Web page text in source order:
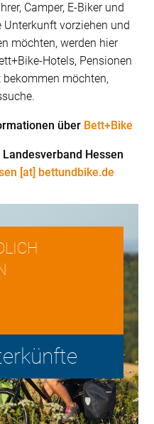
Camper, E-Biker und
Unterkunft vorziehen und
möchten, werden hier
Hotels, Pensionen
möchten,
über Bett+Bike
Hessen
[at] bettundbike.de